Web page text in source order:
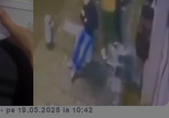
• pe 19.05.2026 la 10:42